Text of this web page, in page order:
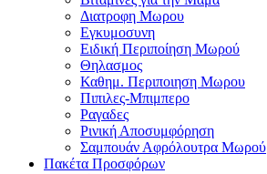
Διατροφη Μωρου
Εγκυμοσυνη
Ειδική Περιποίηση Μωρού
Θηλασμος
Καθημ. Περιποιηση Μωρου
Πιπιλες-Μπιμπερο
Ραγαδες
Ρινική Αποσυμφόρηση
Σαμπουάν Αφρόλουτρα Μωρού
Πακέτα Προσφόρων